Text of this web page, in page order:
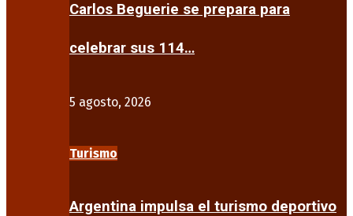
Carlos Beguerie se prepara para
celebrar sus 114…
5 agosto, 2026
Turismo
Argentina impulsa el turismo deportivo